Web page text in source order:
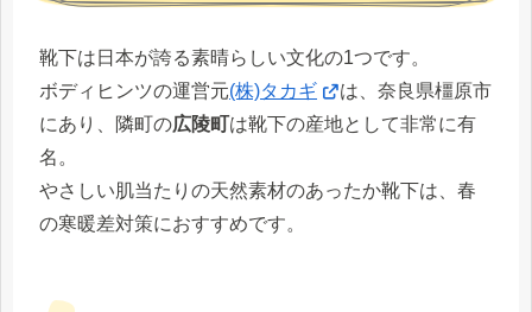
靴下は日本が誇る素晴らしい文化の1つです。
ボディヒンツの運営元(株)タカギ
は、奈良県橿原市
にあり、隣町の広陵町は靴下の産地として非常に有
名。
やさしい肌当たりの天然素材のあったか靴下は、春
の寒暖差対策におすすめです。